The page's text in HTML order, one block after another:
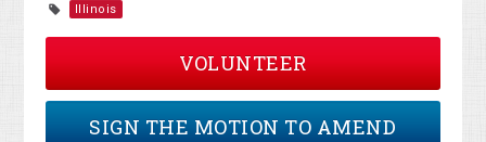
Illinois
VOLUNTEER
SIGN THE MOTION TO AMEND